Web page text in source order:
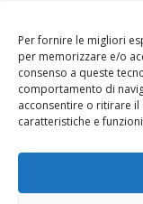
Per fornire le migliori
per memorizzare e/o
consenso a queste
comportamento di
acconsentire o ritirare il
caratteristiche e